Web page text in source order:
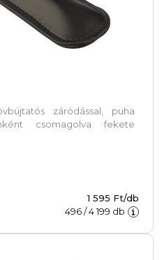
záródással, puha
csomagolva fekete
1 595 Ft/db
496/4 199 db